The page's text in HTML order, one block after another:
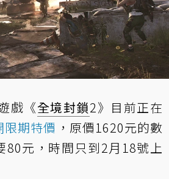
戲《全境封鎖2》目前正在
期特價 ，原價1620元的數
80元，時間只到2月18號上